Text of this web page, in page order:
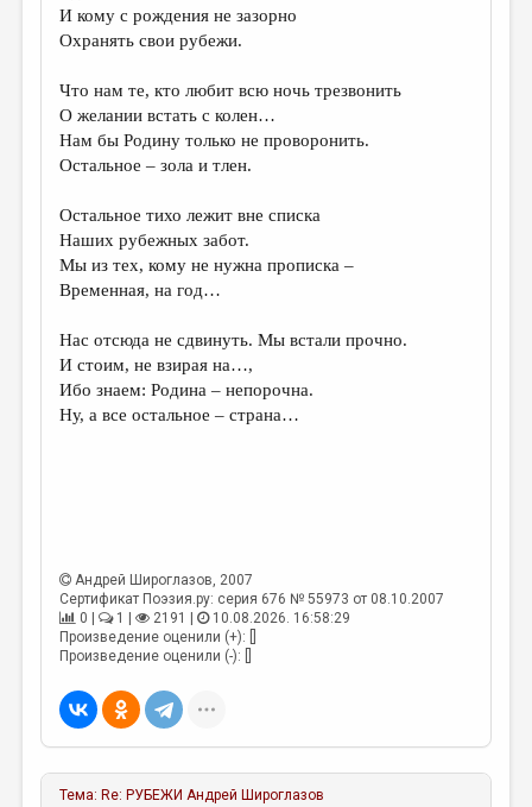
КОЛОНКА РЕДАКТОРА
ОТ РЕДАКЦИИ
МАЛАЯ ПРОЗА
ЛИТЕРАТУРОВЕДЕНИЕ
КУЛЬТУРОВЕДЕНИЕ
РЕЦЕНЗИРОВАНИЕ
ЦИКЛЫ ПУБЛИКАЦИЙ
И кому с рождения не зазорно
Охранять свои рубежи.
Что нам те, кто любит всю ночь трезвонить
О желании встать с колен…
Нам бы Родину только не проворонить.
Остальное – зола и тлен.
Остальное тихо лежит вне списка
Наших рубежных забот.
Мы из тех, кому не нужна прописка –
Временная, на год…
Нас отсюда не сдвинуть. Мы встали прочно.
И стоим, не взирая на…,
Ибо знаем: Родина – непорочна.
Ну, а все остальное – страна…
Андрей Широглазов, 2007
Сертификат Поэзия.ру: серия 676 № 55973 от 08.10.2007
0 |
1 | 2191 |
10.08.2026. 16:58:29
Произведение оценили (+): []
Произведение оценили (-): []
Тема: Re: РУБЕЖИ Андрей Широглазов